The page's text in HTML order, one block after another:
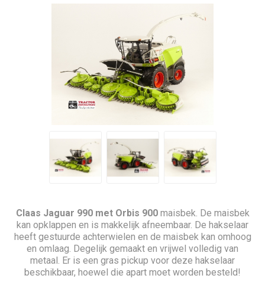
Claas Jaguar 990 met Orbis 900maisbek. De maisbek
kan opklappen en is makkelijk afneembaar. De hakselaar
heeft gestuurde achterwielen en de maisbek kan omhoog
en omlaag. Degelijk gemaakt en vrijwel volledig van
metaal. Er is een gras pickup voor deze hakselaar
beschikbaar, hoewel die apart moet worden besteld!